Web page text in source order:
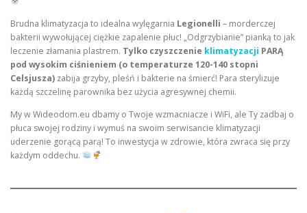
Brudna klimatyzacja to idealna wylęgarnia Legionelli – morderczej
bakterii wywołującej ciężkie zapalenie płuc! „Odgrzybianie” pianką to jak
leczenie złamania plastrem. Tylko czyszczenie klimatyzacji PARĄ
pod wysokim ciśnieniem (o temperaturze 120-140 stopni
Celsjusza) zabija grzyby, pleśń i bakterie na śmierć! Para sterylizuje
każdą szczelinę parownika bez użycia agresywnej chemii.
My w Wideodom.eu dbamy o Twoje wzmacniacze i WiFi, ale Ty zadbaj o
płuca swojej rodziny i wymuś na swoim serwisancie klimatyzacji
uderzenie gorącą parą! To inwestycja w zdrowie, która zwraca się przy
każdym oddechu.